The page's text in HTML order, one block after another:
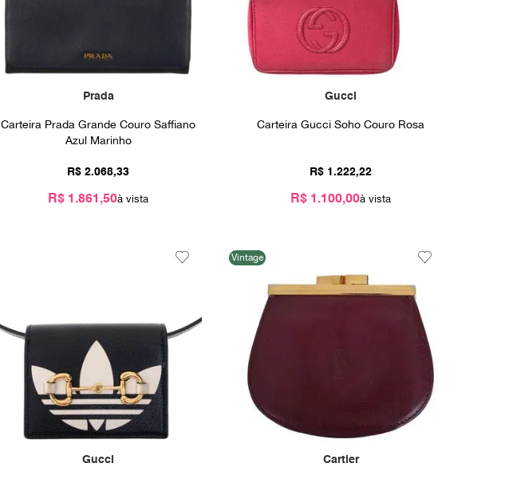
Prada
Carteira Prada Grande Couro Saffiano
Azul Marinho
R$ 2.068,33
R$ 1.861,50
Gucci
Carteira Gucci Soho Couro Rosa
R$ 1 .222,22
R$ 1.100,00
Gucci
Vintage
Cartier